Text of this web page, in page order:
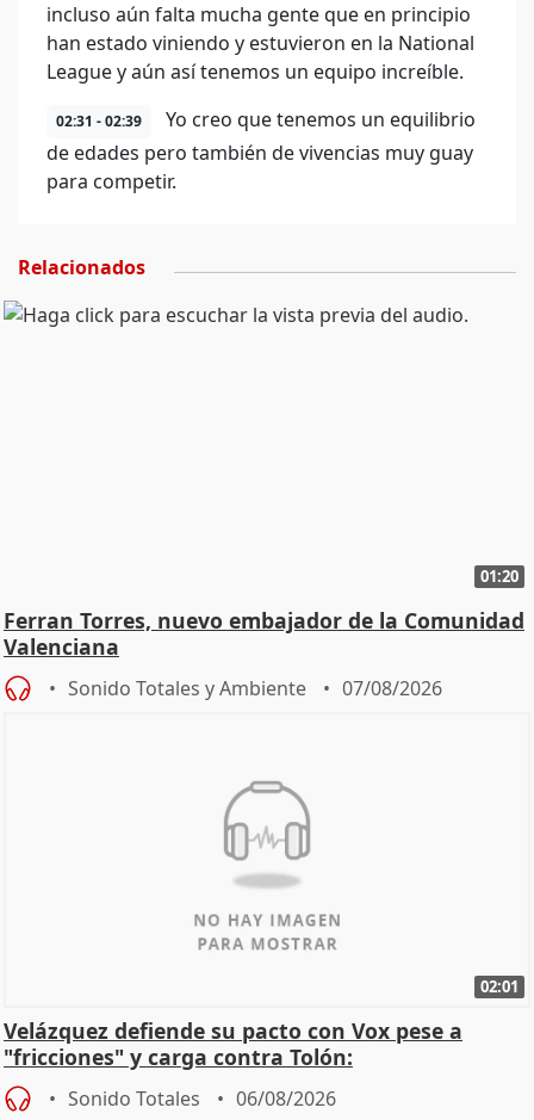
incluso aún falta mucha gente que en principio
han estado viniendo y estuvieron en la National
League y aún así tenemos un equipo increíble.
02:31 - 02:39
Yo creo que tenemos un equilibrio
de edades pero también de vivencias muy guay
para competir.
Relacionados
01:20
Ferran Torres, nuevo embajador de la Comunidad
Valenciana
Sonido Totales y Ambiente 07/08/2026
02:01
Velázquez defiende su pacto con Vox pese a
"fricciones" y carga contra Tolón:
Sonido Totales 06/08/2026